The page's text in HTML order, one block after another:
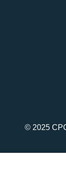
© 2025